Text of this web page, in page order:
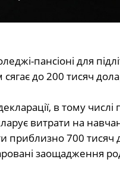
пансіоні для
до 200 тисяч
в тому числі
витрати на
приблизно 700 тисяч
заощадження